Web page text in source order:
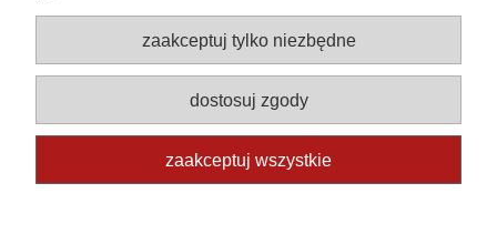
Moje konto
Pomoc
Copyright ©Euro Trade Group2026
zaakceptuj tylko niezbędne
dostosuj zgody
zaakceptuj wszystkie